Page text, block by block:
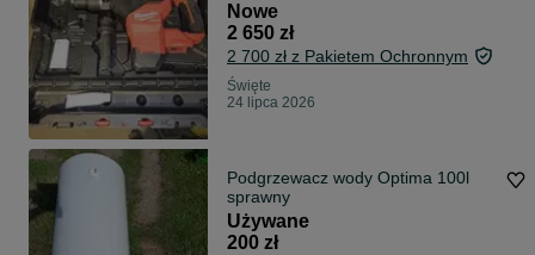
Nowe
2 650 zł
2 700 zł z Pakietem Ochronnym
Święte
24 lipca 2026
Podgrzewacz wody Optima 100l
sprawny
Używane
200 zł